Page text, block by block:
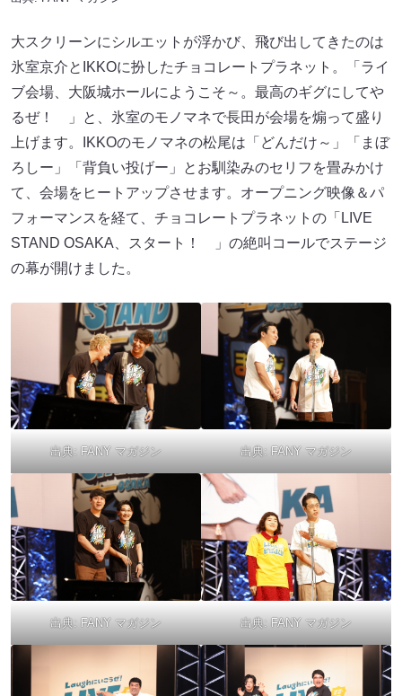
大スクリーンにシルエットが浮かび、飛び出してきたのは
氷室京介とIKKOに扮したチョコレートプラネット。「ライ
ブ会場、大阪城ホールにようこそ～。最高のギグにしてや
るぜ！ 」と、氷室のモノマネで長田が会場を煽って盛り
上げます。IKKOのモノマネの松尾は「どんだけ～」「まぼ
ろしー」「背負い投げー」とお馴染みのセリフを畳みかけ
て、会場をヒートアップさせます。オープニング映像＆パ
フォーマンスを経て、チョコレートプラネットの「LIVE
STAND OSAKA、スタート！ 」の絶叫コールでステージ
の幕が開けました。
出典: FANY マガジン 出典: FANY マガジン
出典: FANY マガジン 出典: FANY マガジン